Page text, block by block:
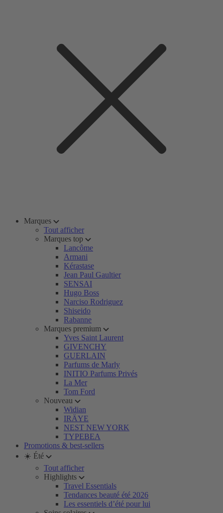
Marques
Tout afficher
Marques top
Lancôme
Armani
Kérastase
Jean Paul Gaultier
SENSAI
Hugo Boss
Narciso Rodriguez
Shiseido
Rabanne
Marques premium
Yves Saint Laurent
GIVENCHY
GUERLAIN
Parfums de Marly
INITIO Parfums Privés
La Mer
Tom Ford
Nouveau
Widian
IRÄYE
NEST NEW YORK
TYPEBEA
Promotions & best-sellers
☀️ Été
Tout afficher
Highlights
Travel Essentials
Tendances beauté été 2026
Les essentiels d’été pour lui